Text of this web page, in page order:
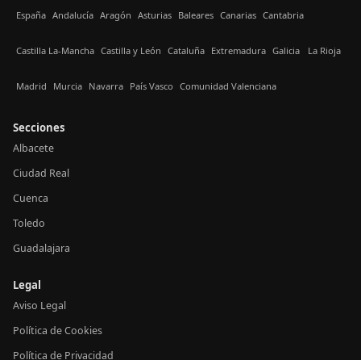
España Andalucía Aragón Asturias Baleares Canarias Cantabria
Castilla La-Mancha Castilla y León Cataluña Extremadura Galicia La Rioja
Madrid Murcia Navarra País Vasco Comunidad Valenciana
Secciones
Albacete
Ciudad Real
Cuenca
Toledo
Guadalajara
Legal
Aviso Legal
Política de Cookies
Política de Privacidad